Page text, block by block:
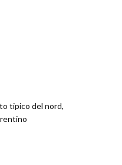
tipico del nord,